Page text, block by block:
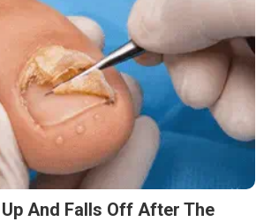
And Falls Off After The